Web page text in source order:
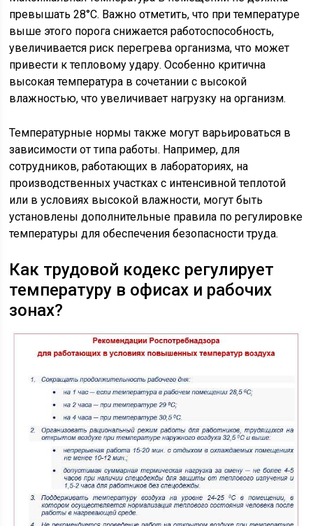
превышать 28°C. Важно отметить, что при температуре
выше этого порога снижается работоспособность,
увеличивается риск перегрева организма, что может
привести к тепловому удару. Особенно критична
высокая температура в сочетании с высокой
влажностью, что увеличивает нагрузку на организм.
Температурные нормы также могут варьироваться в
зависимости от типа работы. Например, для
сотрудников, работающих в лабораториях, на
производственных участках с интенсивной теплотой
или в условиях высокой влажности, могут быть
установлены дополнительные правила по регулировке
температуры для обеспечения безопасности труда.
Как трудовой кодекс регулирует
температуру в офисах и рабочих
зонах?